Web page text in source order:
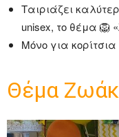
Ταιριάζει
unisex, το θέμα 🦁
Μόνο για
Θέμα